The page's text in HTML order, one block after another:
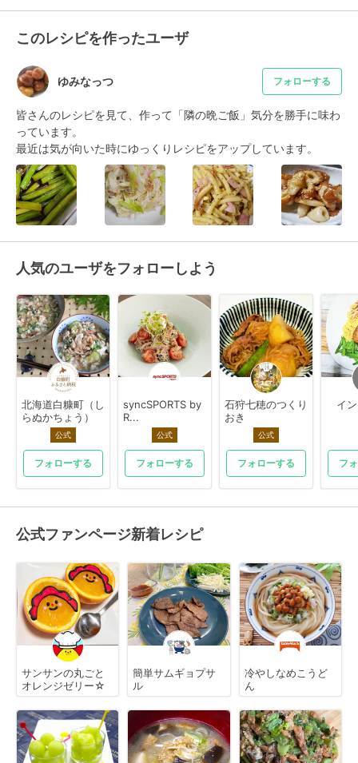
このレシピを作ったユーザ
ゆみなっつ フォローする
皆さんのレシピを見て、作って「隣の晩ご飯」気分を勝手に味わ
っています。
最近は気が向いた時にゆっくりレシピをアップしています。
人気のユーザをフォローしよう
北海道白糠町（し
らぬかちょう）
公式
フォローする
syncSPORTS by
R...
公式
フォローする
石狩七穂のつくり
おき
公式
フォローする
イ
フ
公式ファンページ新着レシピ
サンサンの丸ごと
オレンジゼリー☆
簡単サムギョプサ
ル
冷やしなめこうど
ん